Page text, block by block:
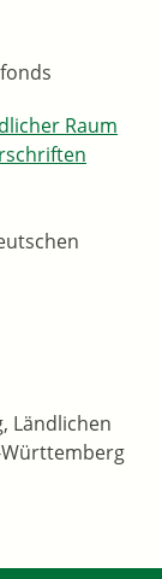
Raum
Ländlichen